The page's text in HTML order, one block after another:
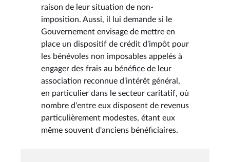
raison de leur situation de non-
imposition. Aussi, il lui demande si le
Gouvernement envisage de mettre en
place un dispositif de crédit d'impôt pour
les bénévoles non imposables appelés à
engager des frais au bénéfice de leur
association reconnue d'intérêt général,
en particulier dans le secteur caritatif, où
nombre d'entre eux disposent de revenus
particulièrement modestes, étant eux
même souvent d'anciens bénéficiaires.